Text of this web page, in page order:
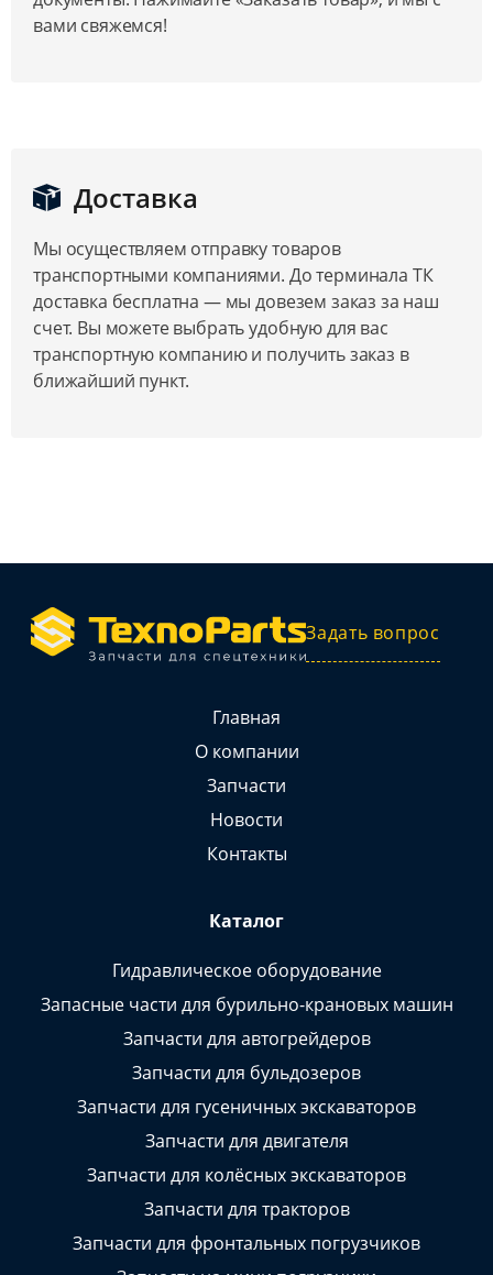
вами свяжемся!
Доставка
Мы осуществляем отправку товаров
транспортными компаниями. До терминала ТК
доставка бесплатна — мы довезем заказ за наш
счет. Вы можете выбрать удобную для вас
транспортную компанию и получить заказ в
ближайший пункт.
Задать вопрос
Главная
О компании
Запчасти
Новости
Контакты
Каталог
Гидравлическое оборудование
Запасные части для бурильно-крановых машин
Запчасти для автогрейдеров
Запчасти для бульдозеров
Запчасти для гусеничных экскаваторов
Запчасти для двигателя
Запчасти для колёсных экскаваторов
Запчасти для тракторов
Запчасти для фронтальных погрузчиков